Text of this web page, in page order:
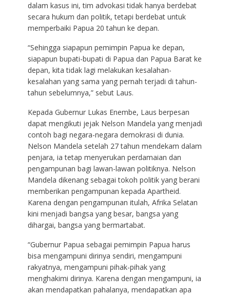
dalam kasus ini, tim advokasi tidak hanya berdebat
secara hukum dan politik, tetapi berdebat untuk
memperbaiki Papua 20 tahun ke depan.
“Sehingga siapapun pemimpin Papua ke depan,
siapapun bupati-bupati di Papua dan Papua Barat ke
depan, kita tidak lagi melakukan kesalahan-
kesalahan yang sama yang pernah terjadi di tahun-
tahun sebelumnya,” sebut Laus.
Kepada Gubernur Lukas Enembe, Laus berpesan
dapat mengikuti jejak Nelson Mandela yang menjadi
contoh bagi negara-negara demokrasi di dunia.
Nelson Mandela setelah 27 tahun mendekam dalam
penjara, ia tetap menyerukan perdamaian dan
pengampunan bagi lawan-lawan politiknya. Nelson
Mandela dikenang sebagai tokoh politik yang berani
memberikan pengampunan kepada Apartheid.
Karena dengan pengampunan itulah, Afrika Selatan
kini menjadi bangsa yang besar, bangsa yang
dihargai, bangsa yang bermartabat.
“Gubernur Papua sebagai pemimpin Papua harus
bisa mengampuni dirinya sendiri, mengampuni
rakyatnya, mengampuni pihak-pihak yang
menghakimi dirinya. Karena dengan mengampuni, ia
akan mendapatkan pahalanya, mendapatkan apa